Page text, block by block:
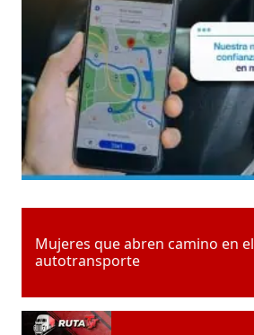
Mujeres que abren camino en el
autotransporte